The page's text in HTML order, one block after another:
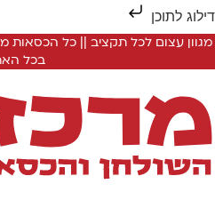
לתוכן
מגוון עצום לכל תקציב || כל הכסאות
בכל